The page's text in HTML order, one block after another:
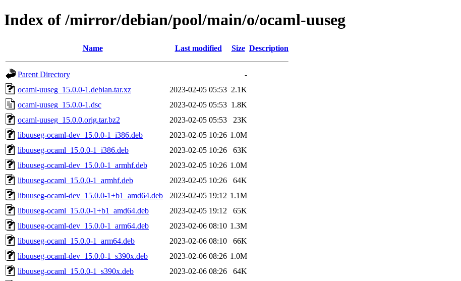
Index of /mirror/debian/pool/main/o/ocaml-uuseg
Name Last modified Size Description
Parent Directory
-
ocaml-uuseg_15.0.0-1.debian.tar.xz
2023-02-05 05:53 2.1K
ocaml-uuseg_15.0.0-1.dsc
2023-02-05 05:53 1.8K
ocaml-uuseg_15.0.0.orig.tar.bz2
2023-02-05 05:53
23K
libuuseg-ocaml-dev_15.0.0-1_i386.deb
2023-02-05 10:26 1.0M
libuuseg-ocaml_15.0.0-1_i386.deb
2023-02-05 10:26
63K
libuuseg-ocaml-dev_15.0.0-1_armhf.deb
2023-02-05 10:26 1.0M
libuuseg-ocaml_15.0.0-1_armhf.deb
2023-02-05 10:26
64K
libuuseg-ocaml-dev_15.0.0-1+b1_amd64.deb
2023-02-05 19:12 1.1M
libuuseg-ocaml_15.0.0-1+b1_amd64.deb
2023-02-05 19:12
65K
libuuseg-ocaml-dev_15.0.0-1_arm64.deb
2023-02-06 08:10 1.3M
libuuseg-ocaml_15.0.0-1_arm64.deb
2023-02-06 08:10
66K
libuuseg-ocaml-dev_15.0.0-1_s390x.deb
2023-02-06 08:26 1.0M
libuuseg-ocaml_15.0.0-1_s390x.deb
2023-02-06 08:26
64K